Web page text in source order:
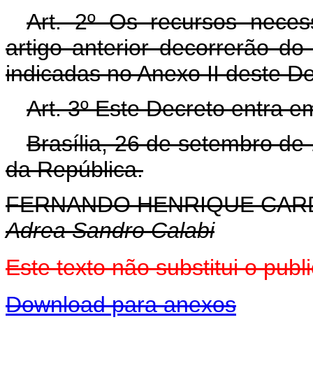
Art. 2º Os recursos
artigo anterior decorrerão
indicadas no Anexo II deste
Art. 3º Este Decreto entra
Brasília, 26 de setembro de
da República.
FERNANDO HENRIQUE
Adrea Sandro Calabi
Este texto não substitui o
Download para anexos